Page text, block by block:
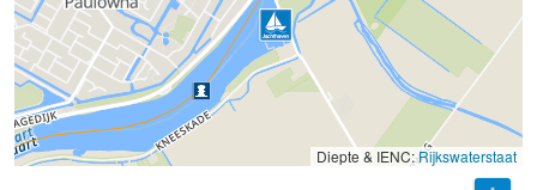
Diepte & IENC:Rijkswaterstaat